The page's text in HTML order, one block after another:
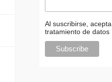
Al suscribirse,
tratamiento de datos